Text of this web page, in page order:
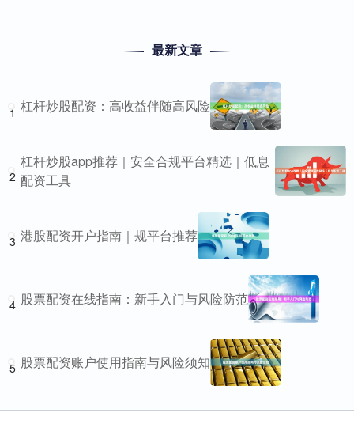
最新文章
1 杠杆炒股配资：高收益伴随高风险
2
杠杆炒股app推荐｜安全合规平台精选｜低息
配资工具
3 港股配资开户指南｜规平台推荐
4 股票配资在线指南：新手入门与风险防范
5 股票配资账户使用指南与风险须知